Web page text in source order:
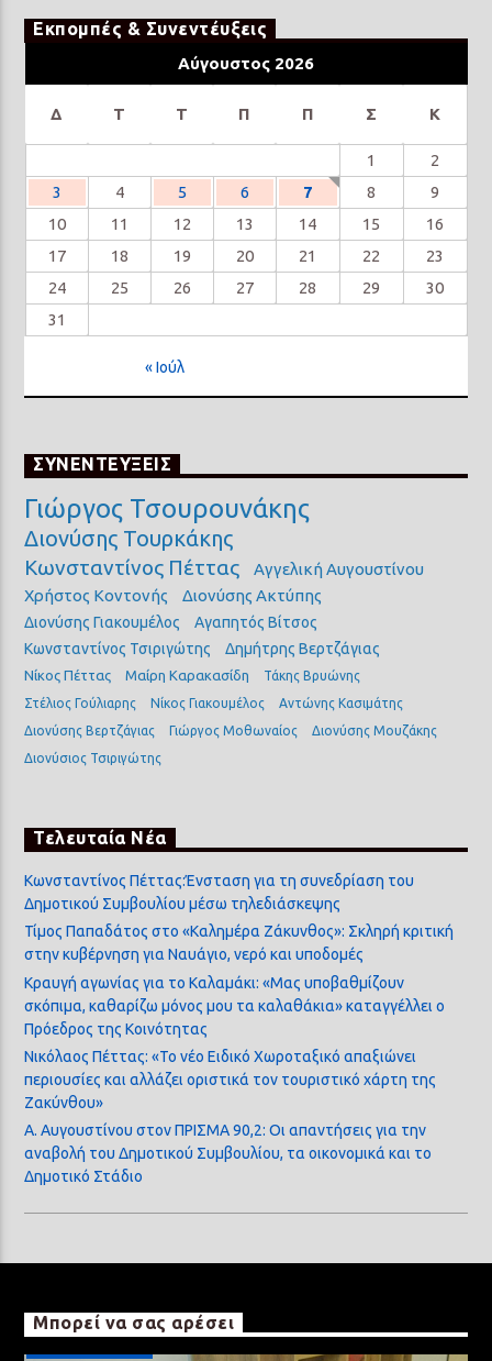
Εκπομπές & Συνεντέυξεις
Αύγουστος 2026
Δ Τ Τ Π Π Σ Κ
1
2
3
4 5 6 7 8
9
10
11 12 13 14 15
16
17
18 19 20 21 22
23
24
25 26 27 28 29
30
31
« Ιούλ
ΣΥΝΕΝΤΕΥΞΕΙΣ
Γιώργος Τσουρουνάκης
Διονύσης Τουρκάκης
Κωνσταντίνος Πέττας
Αγγελική Αυγουστίνου
Χρήστος Κοντονής
Διονύσης Ακτύπης
Διονύσης Γιακουμέλος
Αγαπητός Βίτσος
Κωνσταντίνος Τσιριγώτης
Δημήτρης Βερτζάγιας
Νίκος Πέττας Μαίρη Καρακασίδη
Τάκης Βρυώνης
Στέλιος Γούλιαρης
Νίκος Γιακουμέλος
Αντώνης Κασιμάτης
Διονύσης Βερτζάγιας
Γιώργος Μοθωναίος
Διονύσης Μουζάκης
Διονύσιος Τσιριγώτης
Τελευταία Νέα
Κωνσταντίνος Πέττας:Ένσταση για τη συνεδρίαση του
Δημοτικού Συμβουλίου μέσω τηλεδιάσκεψης
Τίμος Παπαδάτος στο «Καλημέρα Ζάκυνθος»: Σκληρή κριτική
στην κυβέρνηση για Ναυάγιο, νερό και υποδομές
Κραυγή αγωνίας για το Καλαμάκι: «Μας υποβαθμίζουν
σκόπιμα, καθαρίζω μόνος μου τα καλαθάκια» καταγγέλλει ο
Πρόεδρος της Κοινότητας
Νικόλαος Πέττας: «Το νέο Ειδικό Χωροταξικό απαξιώνει
περιουσίες και αλλάζει οριστικά τον τουριστικό χάρτη της
Ζακύνθου»
Α. Αυγουστίνου στον ΠΡΙΣΜΑ 90,2: Οι απαντήσεις για την
αναβολή του Δημοτικού Συμβουλίου, τα οικονομικά και το
Δημοτικό Στάδιο
Μπορεί να σας αρέσει